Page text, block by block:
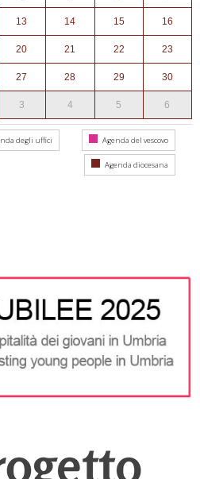
13 14 15 16
20 21 22 23
27 28 29 30
3 4 5 6
degli uffici Agenda del vescovo
Agenda diocesana